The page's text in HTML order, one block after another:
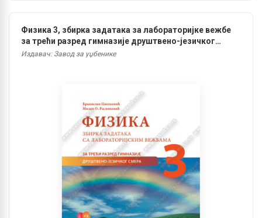
Физика 3, збирка задатака за лабораторијке вежбе
за трећи разред гимназије друштвено-језичког
смера
Издавач: Завод за уџбенике